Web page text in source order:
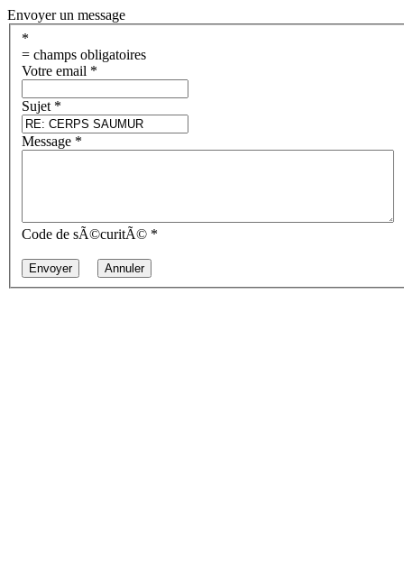
Envoyer un message
*
= champs obligatoires
Votre email *
Sujet *
Message *
Code de sÃ©curitÃ© *